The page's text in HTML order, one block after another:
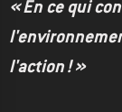
« En ce qui
l'action ! »